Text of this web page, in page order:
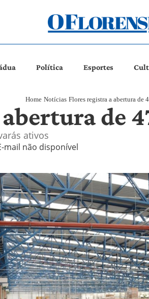
Política Esportes
Home Notícias Flores registra a abertura de
de
ativos
mail não disponível